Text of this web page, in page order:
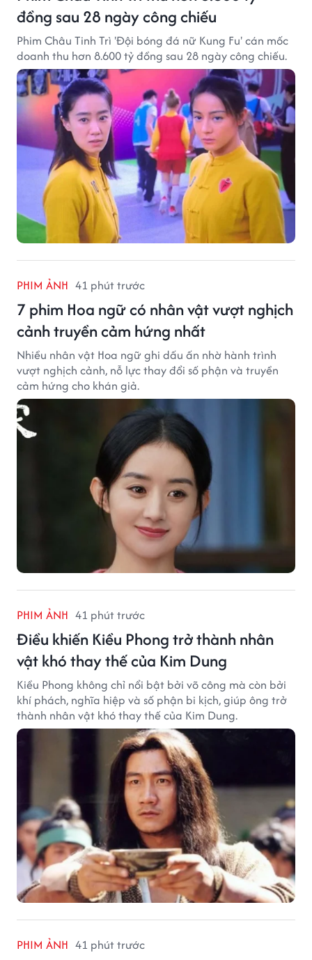
đồng sau 28 ngày công chiếu
Phim Châu Tinh Trì 'Đội bóng đá nữ Kung Fu' cán mốc
doanh thu hơn 8.600 tỷ đồng sau 28 ngày công chiếu.
PHIM ẢNH 41 phút trước
7 phim Hoa ngữ có nhân vật vượt nghịch
cảnh truyền cảm hứng nhất
Nhiều nhân vật Hoa ngữ ghi dấu ấn nhờ hành trình
vượt nghịch cảnh, nỗ lực thay đổi số phận và truyền
cảm hứng cho khán giả.
PHIM ẢNH 41 phút trước
Điều khiến Kiều Phong trở thành nhân
vật khó thay thế của Kim Dung
Kiều Phong không chỉ nổi bật bởi võ công mà còn bởi
khí phách, nghĩa hiệp và số phận bi kịch, giúp ông trở
thành nhân vật khó thay thế của Kim Dung.
PHIM ẢNH 41 phút trước